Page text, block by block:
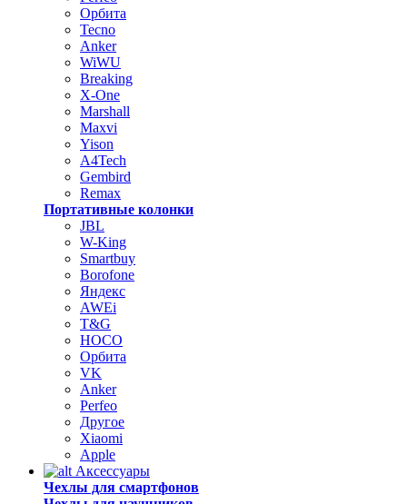
Орбита
Tecno
Anker
WiWU
Breaking
X-One
Marshall
Maxvi
Yison
A4Tech
Gembird
Remax
Портативные колонки
JBL
W-King
Smartbuy
Borofone
Яндекс
AWEi
T&G
HOCO
Орбита
VK
Anker
Perfeo
Другое
Xiaomi
Apple
Аксессуары
Чехлы для смартфонов